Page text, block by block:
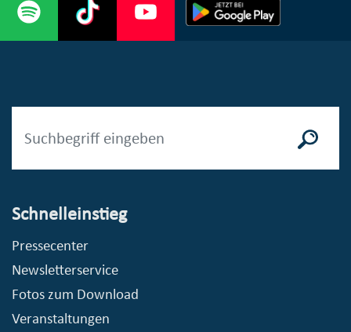
Schnelleinstieg
Pressecenter
Newsletterservice
Fotos zum Download
Veranstaltungen